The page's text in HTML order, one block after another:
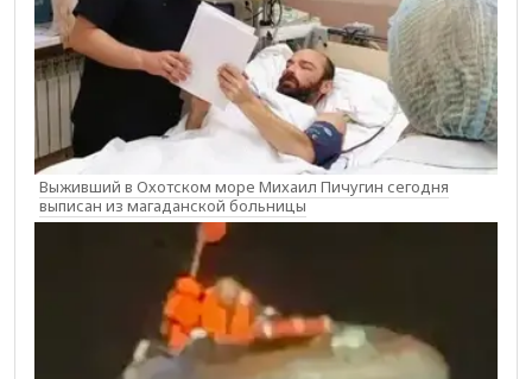
Выживший в Охотском море Михаил Пичугин сегодня
выписан из магаданской больницы